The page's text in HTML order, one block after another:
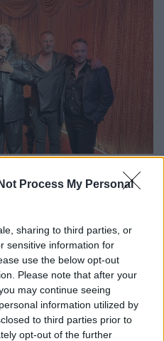
Process My Personal
sharing to third parties, or
sensitive information for
use the below opt-out
Please note that after your
may continue seeing
information utilized by
to third parties prior to
opt-out of the further
elégedett a Zámbó